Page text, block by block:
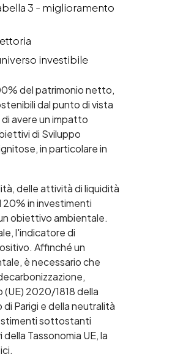
3 - miglioramento
investibile
del patrimonio netto,
dal punto di vista
avere un impatto
di Sviluppo
in particolare in
delle attività di liquidità
20% in investimenti
obiettivo ambientale.
l'indicatore di
Affinché un
è necessario che
2020/1818 della
Parigi e della neutralità
sottostanti
Tassonomia UE, la